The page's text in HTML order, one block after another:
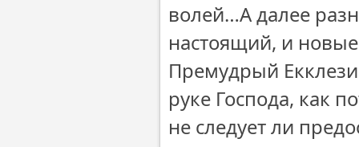
волей…А далее
настоящий, и
Премудрый
руке Господа, как
не следует ли